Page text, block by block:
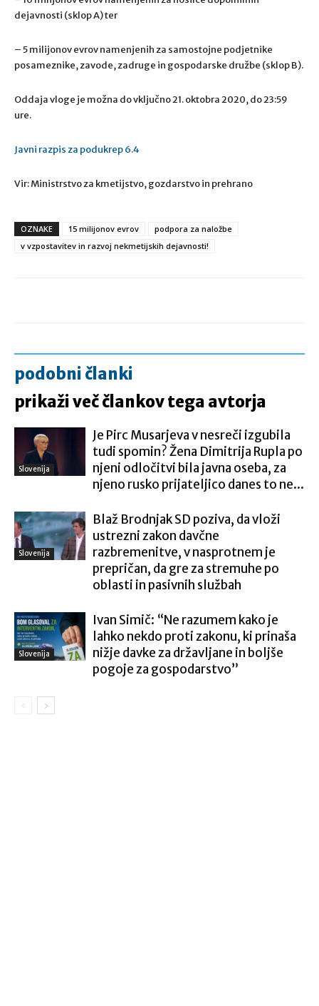
dejavnosti (sklop A) ter
– 5 milijonov evrov namenjenih za samostojne podjetnike
posameznike, zavode, zadruge in gospodarske družbe (sklop B).
Oddaja vloge je možna do vključno 21. oktobra 2020, do 23:59
ure.
Javni razpis za podukrep 6.4
Vir: Ministrstvo za kmetijstvo, gozdarstvo in prehrano
OZNAKE 15 milijonov evrov
podpora za naložbe
v vzpostavitev in razvoj nekmetijskih dejavnosti!
podobni članki
prikaži več člankov tega avtorja
Slovenija
Je Pirc Musarjeva v nesreči izgubila
tudi spomin? Žena Dimitrija Rupla po
njeni odločitvi bila javna oseba, za
njeno rusko prijateljico danes to ne...
Slovenija
Blaž Brodnjak SD poziva, da vloži
ustrezni zakon davčne
razbremenitve, v nasprotnem je
prepričan, da gre za stremuhe po
oblasti in pasivnih službah
Slovenija
Ivan Simič: “Ne razumem kako je
lahko nekdo proti zakonu, ki prinaša
nižje davke za državljane in boljše
pogoje za gospodarstvo”